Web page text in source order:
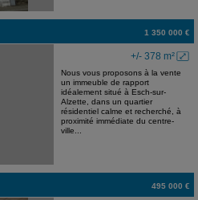
1 350 000 €
+/- 378 m²
Nous vous proposons à la vente
un immeuble de rapport
idéalement situé à Esch-sur-
Alzette, dans un quartier
résidentiel calme et recherché, à
proximité immédiate du centre-
ville...
495 000 €